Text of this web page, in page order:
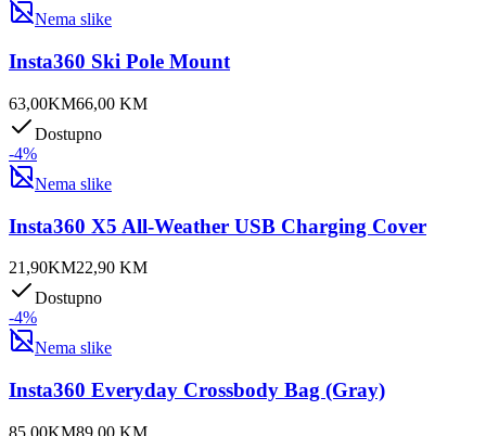
Nema slike
Insta360 Ski Pole Mount
63,00KM66,00 KM
Dostupno
-4%
Nema slike
Insta360 X5 All-Weather USB Charging Cover
21,90KM22,90 KM
Dostupno
-4%
Nema slike
Insta360 Everyday Crossbody Bag (Gray)
85,00KM89,00 KM